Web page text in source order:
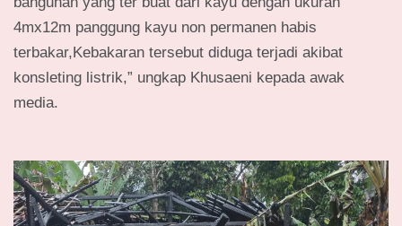
4mx12m panggung kayu non permanen habis
terbakar,Kebakaran tersebut diduga terjadi akibat
konsleting listrik,” ungkap Khusaeni kepada awak
media.